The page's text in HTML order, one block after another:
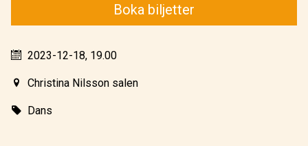
Boka biljetter
2023-12-18, 19.00
Christina Nilsson salen
Dans